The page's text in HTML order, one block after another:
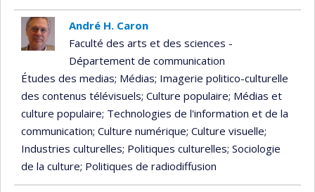
André H. Caron
Faculté des arts et des sciences -
Département de communication
Études des medias; Médias; Imagerie politico-culturelle
des contenus télévisuels; Culture populaire; Médias et
culture populaire; Technologies de l'information et de la
communication; Culture numérique; Culture visuelle;
Industries culturelles; Politiques culturelles; Sociologie
de la culture; Politiques de radiodiffusion